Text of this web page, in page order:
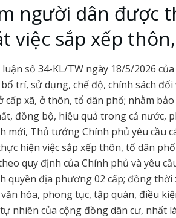
người dân được
việc sắp xếp
số 34-KL/TW ngày 18/5/2026
trí, sử dụng, chế độ, chính sách
cấp xã, ở thôn, tổ dân phố; nhằm
đồng bộ, hiệu quả trong cả nước,
mới, Thủ tướng Chính phủ yêu cầu
hiện việc sắp xếp thôn, tổ dân
quy định của Chính phủ và yêu
quyền địa phương 02 cấp; đồng thời
hóa, phong tục, tập quán, điều
nhiên của cộng đồng dân cư, nhất